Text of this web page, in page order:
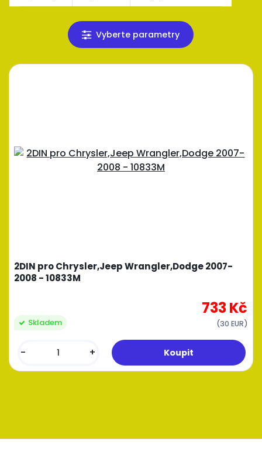
2DIN pro Chrysler,Jeep Wrangler,Dodge 2007-
2008 - 10833M
733 Kč
(30 EUR)
Skladem
- +